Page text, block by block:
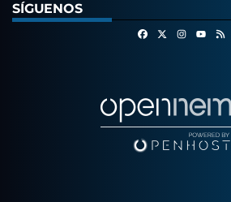
SÍGUENOS
FacebookInstagram